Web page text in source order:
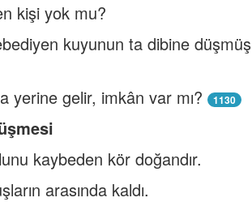
kişi yok mu?
kuyunun ta dibine düşmüş
yerine gelir, imkân var mı?
1130
kaybeden kör doğandır.
arasında kaldı.